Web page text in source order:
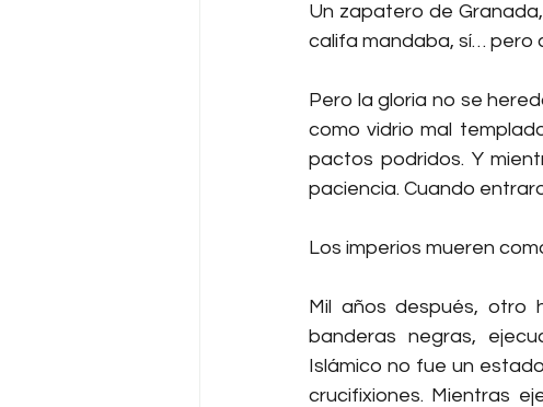
Un zapatero de
califa mandaba, sí… pero
Pero la gloria no se
como vidrio mal
pactos podridos. Y
paciencia. Cuando
Los imperios mueren
Mil años después, otro
banderas negras,
Islámico no fue un
crucifixiones. Mientras